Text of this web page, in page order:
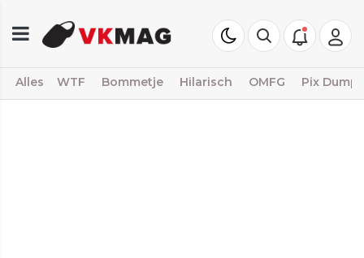
Alles WTF Bommetje Hilarisch OMFG Pix Dump